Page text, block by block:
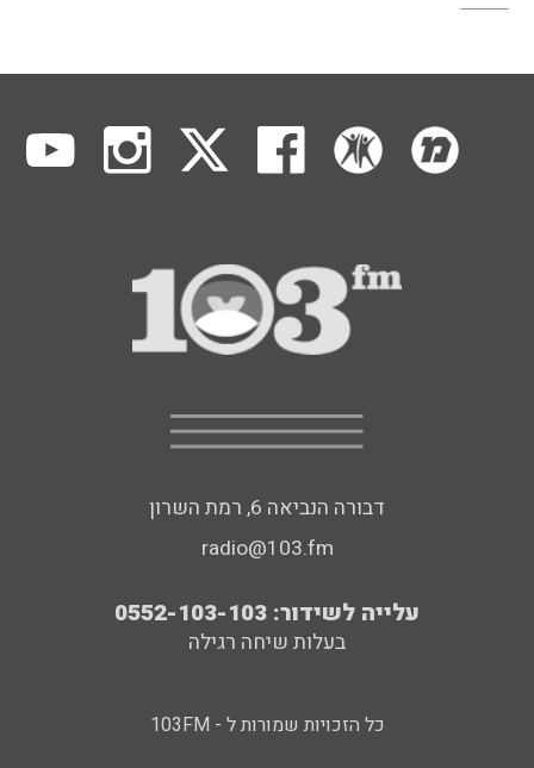
דבורה הנביאה 6, רמת השרון
radio@103.fm
עלייה לשידור: 0552-103-103
בעלות שיחה רגילה
כל הזכויות שמורות ל - 103FM